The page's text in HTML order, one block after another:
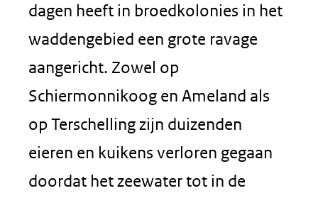
dagen heeft in broedkolonies in het
waddengebied een grote ravage
aangericht. Zowel op
Schiermonnikoog en Ameland als
op Terschelling zijn duizenden
eieren en kuikens verloren gegaan
doordat het zeewater tot in de